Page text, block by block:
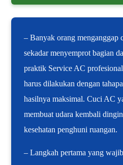
– Banyak orang menganggap
sekadar menyemprot bagian
praktik Service AC
harus dilakukan dengan
hasilnya maksimal. Cuci AC
membuat udara kembali
kesehatan penghuni ruangan.
– Langkah pertama yang